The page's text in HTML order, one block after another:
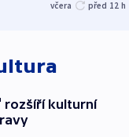
explodoval
včera před 12 h
rozšíří kulturní